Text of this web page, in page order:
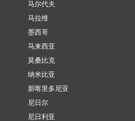
马尔代夫
马拉维
墨西哥
马来西亚
莫桑比克
纳米比亚
新喀里多尼亚
尼日尔
尼日利亚